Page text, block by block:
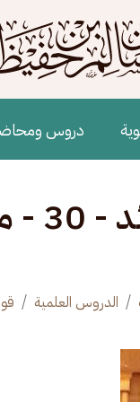
دروس
الدروس العلمية